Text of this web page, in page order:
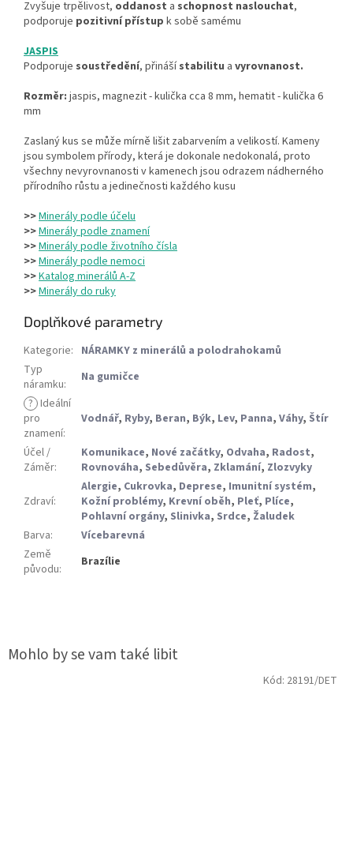
Zvyšuje trpělivost, oddanost a schopnost naslouchat,
podporuje pozitivní přístup k sobě samému
JASPIS
Podporuje soustředění, přinášístabilitu a vyrovnanost.
Rozměr: jaspis, magnezit - kulička cca 8 mm, hematit - kulička 6
mm
Zaslaný kus se může mírně lišit zabarvením a velikostí. Kameny
jsou symbolem přírody, která je dokonale nedokonalá, proto
všechny nevyrovnanosti v kamenech jsou odrazem nádherného
přírodního růstu a jedinečnosti každého kusu
>>Minerály podle účelu
>>Minerály podle znamení
>>Minerály podle životního čísla
>>Minerály podle nemoci
>>Katalog minerálů A-Z
>>Minerály do ruky
Doplňkové parametry
Kategorie: NÁRAMKY z minerálů a polodrahokamů
Typ
náramku:
Na gumičce
? Ideální
pro
znamení:
Vodnář, Ryby, Beran, Býk, Lev, Panna, Váhy, Štír
Účel /
Záměr:
Komunikace, Nové začátky, Odvaha, Radost,
Rovnováha, Sebedůvěra, Zklamání, Zlozvyky
Zdraví:
Alergie, Cukrovka, Deprese, Imunitní systém,
Kožní problémy, Krevní oběh, Pleť, Plíce,
Pohlavní orgány, Slinivka, Srdce, Žaludek
Barva:
Vícebarevná
Země
původu: Brazílie
Kód: 28191/DET